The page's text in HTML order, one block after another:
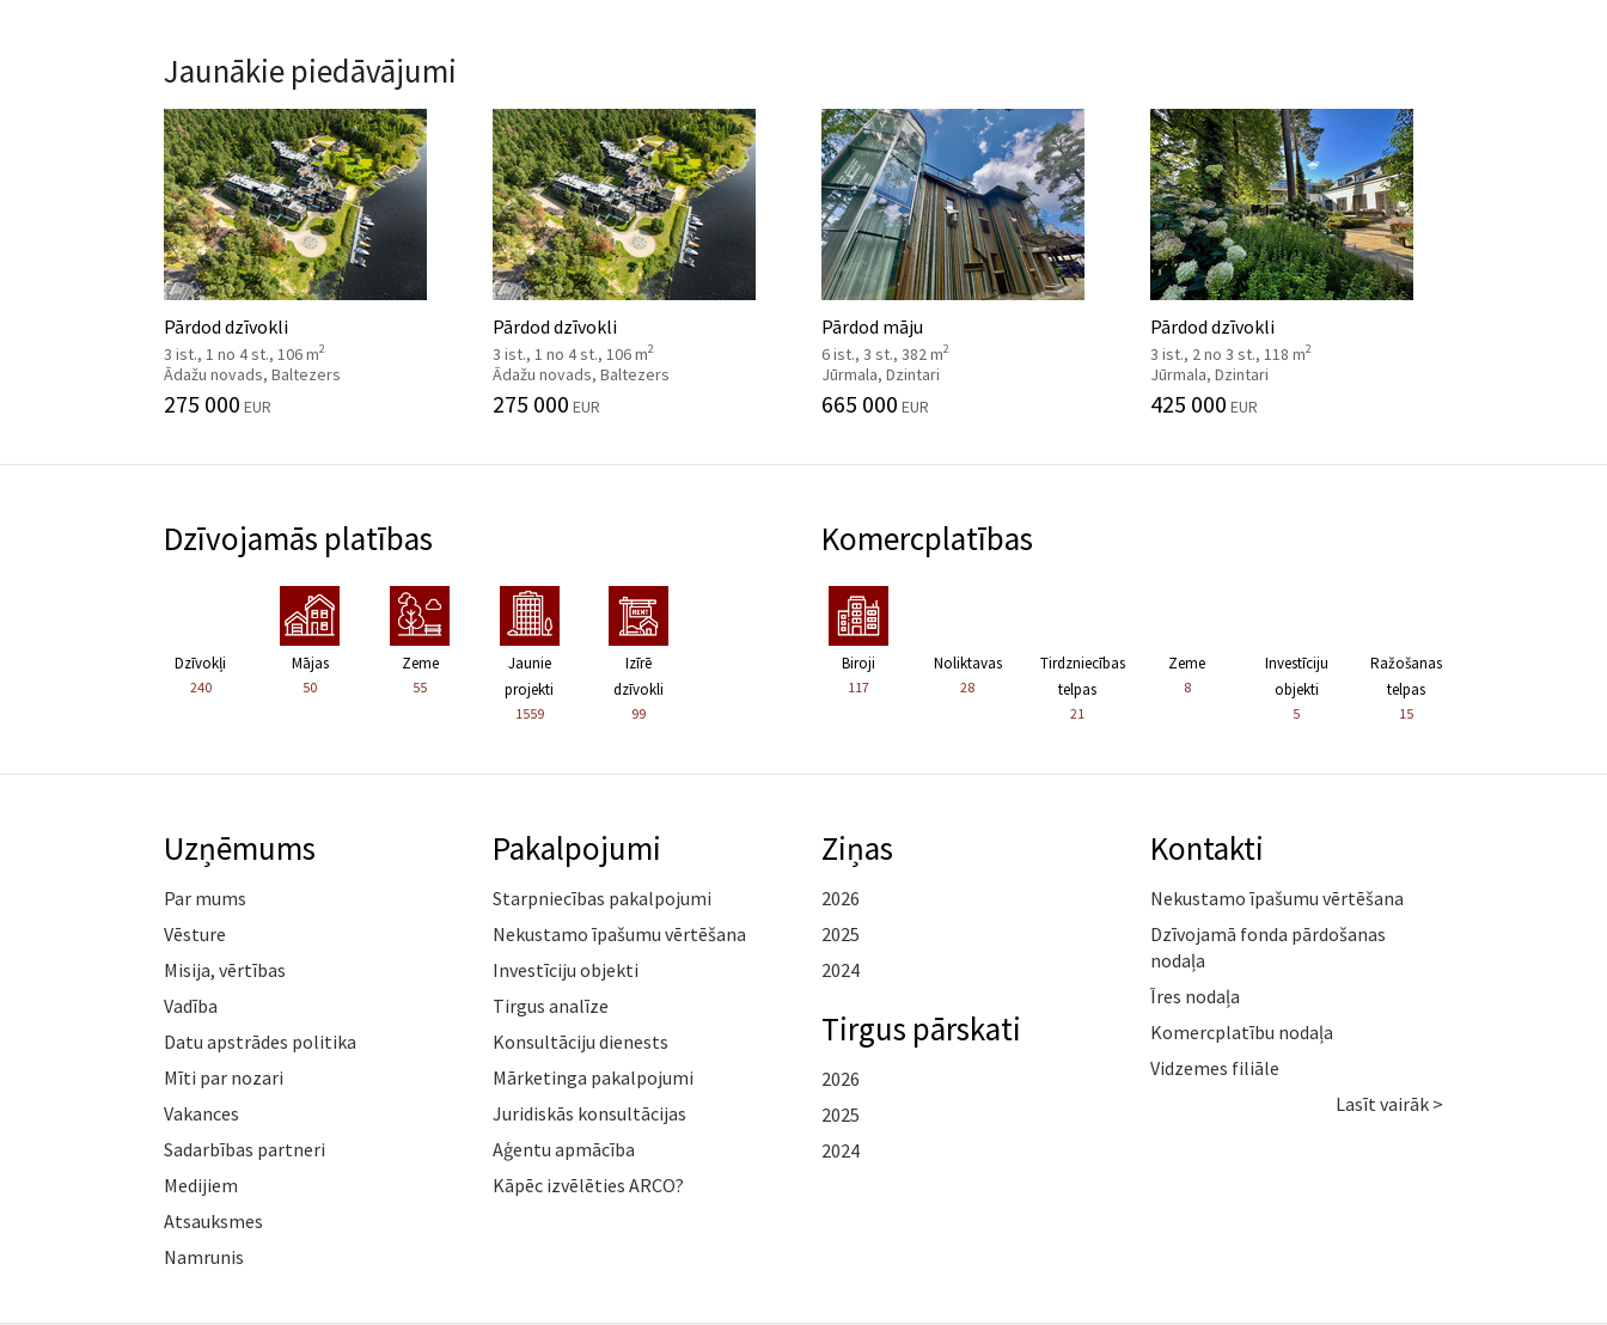
Jaunākie piedāvājumi
Pārdod dzīvokli
3 ist., 1 no 4 st., 106 m2
Ādažu novads, Baltezers
275 000 EUR
Pārdod dzīvokli
3 ist., 1 no 4 st., 106 m2
Ādažu novads, Baltezers
275 000 EUR
Pārdod māju
6 ist., 3 st., 382 m2
Jūrmala, Dzintari
665 000 EUR
Pārdod dzīvokli
3 ist., 2 no 3 st., 118 m2
Jūrmala, Dzintari
425 000 EUR
Dzīvojamās platības
Dzīvokļi
240
Mājas
50
Zeme
55
Jaunie
projekti
1559
Izīrē
dzīvokli
99
Komercplatības
Biroji
117
Noliktavas
28
Tirdzniecības
telpas
21
Zeme
8
Investīciju
objekti
5
Ražošanas
telpas
15
Uzņēmums
Par mums
Vēsture
Misija, vērtības
Vadība
Datu apstrādes politika
Mīti par nozari
Vakances
Sadarbības partneri
Medijiem
Atsauksmes
Namrunis
Pakalpojumi
Starpniecības pakalpojumi
Nekustamo īpašumu vērtēšana
Investīciju objekti
Tirgus analīze
Konsultāciju dienests
Mārketinga pakalpojumi
Juridiskās konsultācijas
Aģentu apmācība
Kāpēc izvēlēties ARCO?
Ziņas
2026
2025
2024
Tirgus pārskati
2026
2025
2024
Kontakti
Nekustamo īpašumu vērtēšana
Dzīvojamā fonda pārdošanas
nodaļa
Īres nodaļa
Komercplatību nodaļa
Vidzemes filiāle
Lasīt vairāk >